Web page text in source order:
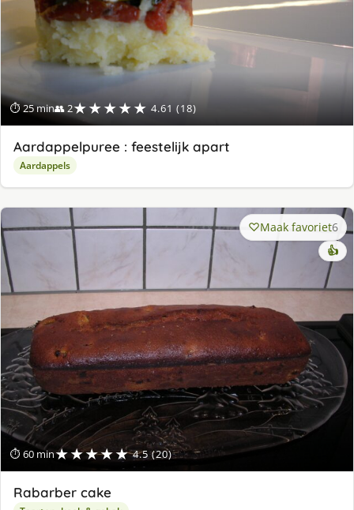
⏱ 25 min👥 2★★★★★ 4.61 (18)
Aardappelpuree : feestelijk apart
Aardappels
⏱ 60 min★★★★★ 4.5 (20)
Maak favoriet6
👍
Rabarber cake